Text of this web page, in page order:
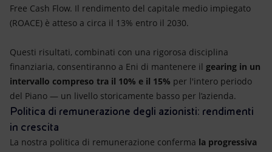
Free Cash Flow. Il rendimento del capitale medio impiegato
(ROACE) è atteso a circa il 13% entro il 2030.
Questi risultati, combinati con una rigorosa disciplina
finanziaria, consentiranno a Eni di mantenere il gearing in un
intervallo compreso tra il 10% e il 15% per l'intero periodo
del Piano — un livello storicamente basso per l’azienda.
Politica di remunerazione degli azionisti: rendimenti
in crescita
La nostra politica di remunerazione conferma la progressiva